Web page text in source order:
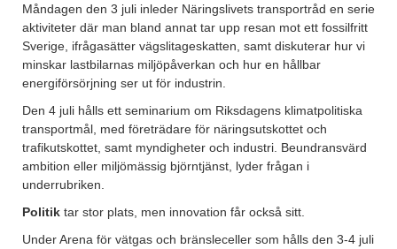
Måndagen den 3 juli inleder Näringslivets transportråd en serie
aktiviteter där man bland annat tar upp resan mot ett fossilfritt
Sverige, ifrågasätter vägslitageskatten, samt diskuterar hur vi
minskar lastbilarnas miljöpåverkan och hur en hållbar
energiförsörjning ser ut för industrin.
Den 4 juli hålls ett seminarium om Riksdagens klimatpolitiska
transportmål, med företrädare för näringsutskottet och
trafikutskottet, samt myndigheter och industri. Beundransvärd
ambition eller miljömässig björntjänst, lyder frågan i
underrubriken.
Politik tar stor plats, men innovation får också sitt.
Under Arena för vätgas och bränsleceller som hålls den 3-4 juli